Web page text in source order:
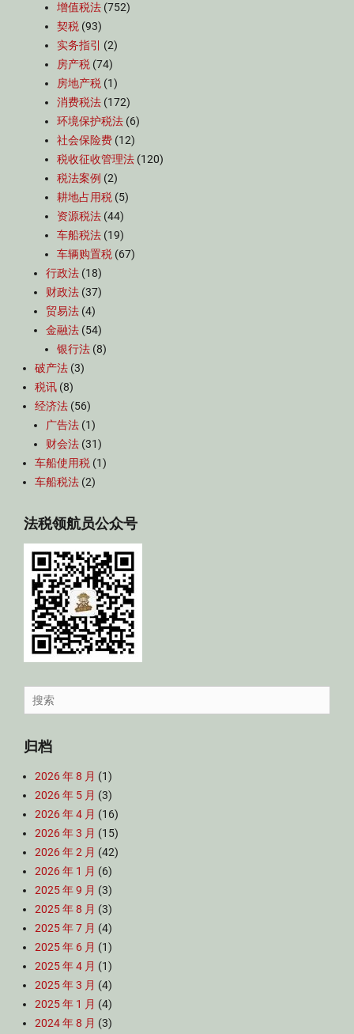
增值税法 (752)
契税 (93)
实务指引
(2)
房产税 (74)
房地产税 (1)
消费税法 (172)
环境保护税法 (6)
社会保险费 (12)
税收征收管理法 (120)
税法案例 (2)
耕地占用税 (5)
资源税法 (44)
车船税法 (19)
车辆购置税 (67)
行政法 (18)
财政法 (37)
贸易法 (4)
金融法 (54)
银行法 (8)
破产法 (3)
税讯 (8)
经济法 (56)
广告法 (1)
财会法 (31)
车船使用税 (1)
车船税法 (2)
法税领航员公众号
Search
for:
归档
2026 年 8 月 (1)
2026 年 5 月 (3)
2026 年 4 月 (16)
2026 年 3 月 (15)
2026 年 2 月 (42)
2026 年 1 月 (6)
2025 年 9 月 (3)
2025 年 8 月 (3)
2025 年 7 月 (4)
2025 年 6 月 (1)
2025 年 4 月 (1)
2025 年 3 月 (4)
2025 年 1 月 (4)
2024 年 8 月 (3)